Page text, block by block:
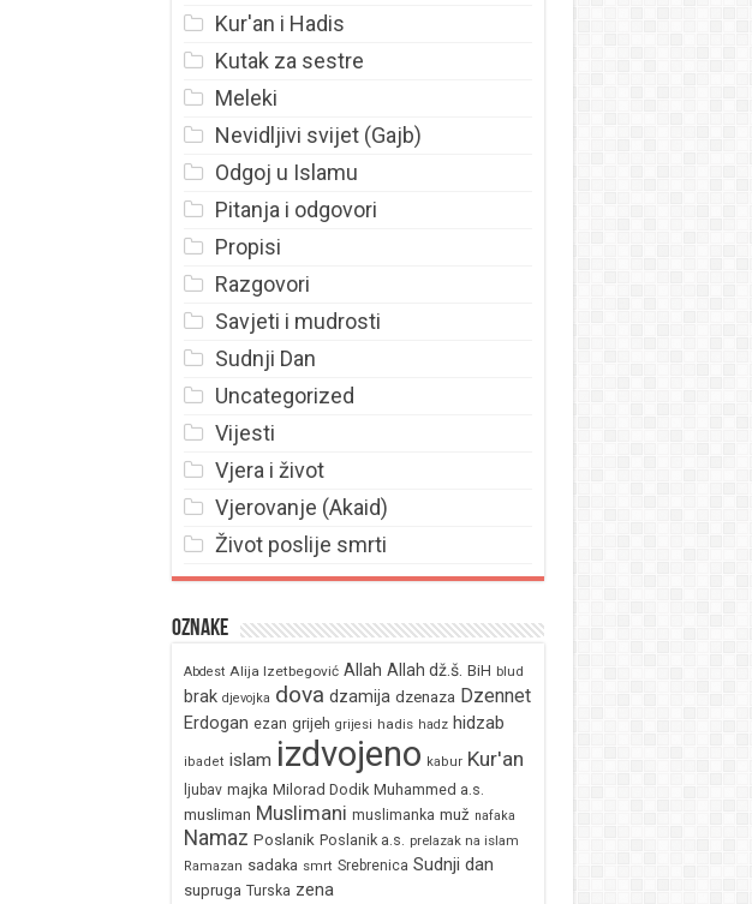
Kur'an i Hadis
Kutak za sestre
Meleki
Nevidljivi svijet (Gajb)
Odgoj u Islamu
Pitanja i odgovori
Propisi
Razgovori
Savjeti i mudrosti
Sudnji Dan
Uncategorized
Vijesti
Vjera i život
Vjerovanje (Akaid)
Život poslije smrti
Oznake
Abdest Alija Izetbegović Allah Allah dž.š. BiH blud
brak djevojka dova dzamija dzenaza Dzennet
Erdogan ezan grijeh grijesi hadis hadz hidzab
ibadet islam izdvojeno kabur Kur'an
ljubav majka Milorad Dodik Muhammed a.s.
musliman Muslimani muslimanka muž nafaka
Namaz Poslanik Poslanik a.s. prelazak na islam
Ramazan sadaka smrt Srebrenica Sudnji dan
supruga Turska zena